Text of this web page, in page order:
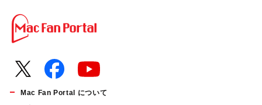
Mac Fan Portal について